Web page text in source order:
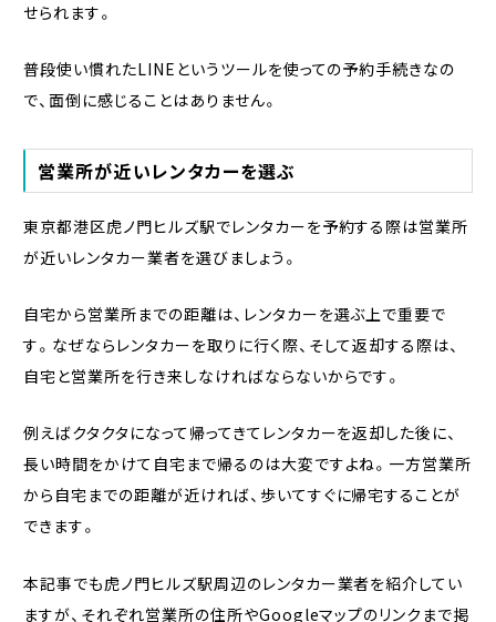
せられます。
普段使い慣れたLINEというツールを使っての予約手続きなの
で、面倒に感じることはありません。
営業所が近いレンタカーを選ぶ
東京都港区虎ノ門ヒルズ駅でレンタカーを予約する際は営業所
が近いレンタカー業者を選びましょう。
自宅から営業所までの距離は、レンタカーを選ぶ上で重要で
す。なぜならレンタカーを取りに行く際、そして返却する際は、
自宅と営業所を行き来しなければならないからです。
例えばクタクタになって帰ってきてレンタカーを返却した後に、
長い時間をかけて自宅まで帰るのは大変ですよね。一方営業所
から自宅までの距離が近ければ、歩いてすぐに帰宅することが
できます。
本記事でも虎ノ門ヒルズ駅周辺のレンタカー業者を紹介してい
ますが、それぞれ営業所の住所やGoogleマップのリンクまで掲